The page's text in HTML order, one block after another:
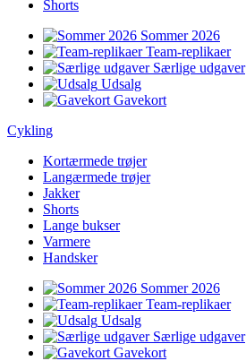
Shorts
Sommer 2026
Team-replikaer
Særlige udgaver
Udsalg
Gavekort
Cykling
Kortærmede trøjer
Langærmede trøjer
Jakker
Shorts
Lange bukser
Varmere
Handsker
Sommer 2026
Team-replikaer
Udsalg
Særlige udgaver
Gavekort